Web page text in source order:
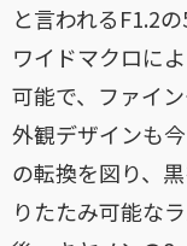
と言われるF1.2
ワイドマクロに
可能で、ファイ
外観デザインも
の転換を図り、
りたたみ可能な